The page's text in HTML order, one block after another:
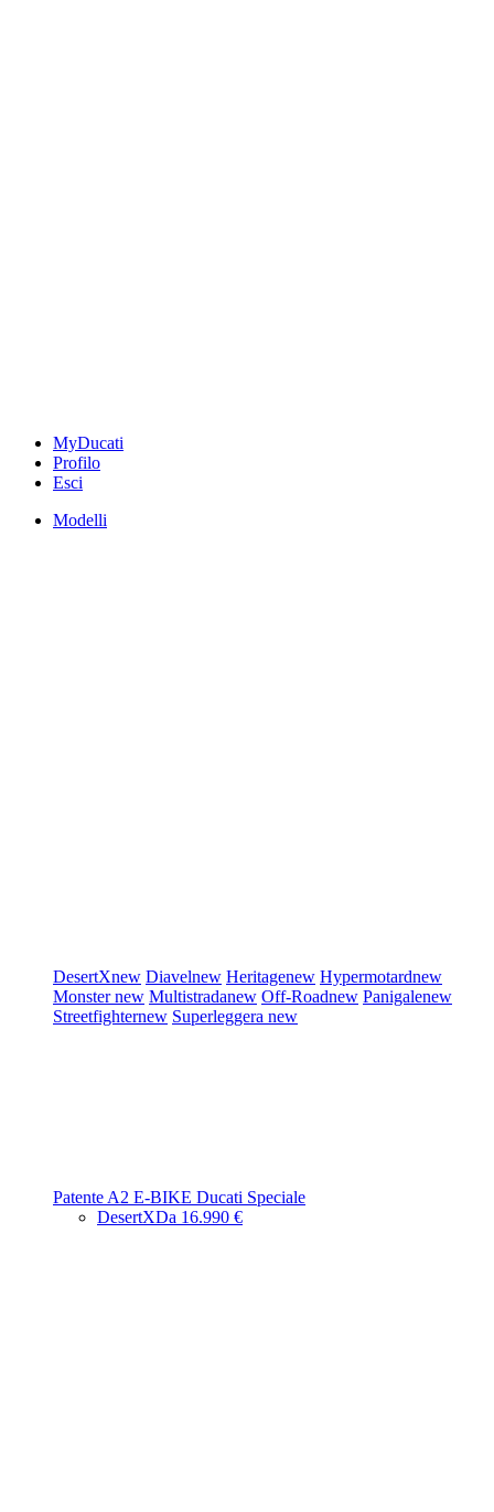
MyDucati
Profilo
Esci
Modelli
DesertXnew Diavelnew Heritagenew Hypermotardnew
Monsternew Multistradanew Off-Roadnew Panigalenew
Streetfighternew Superleggera new
Patente A2 E-BIKE Ducati Speciale
DesertXDa 16.990 €